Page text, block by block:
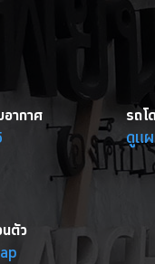
อากาศ รถโ
ดูแ
ตัว